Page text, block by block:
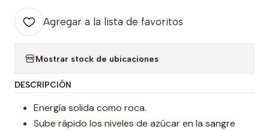
Agregar a la lista de favoritos
Mostrar stock de ubicaciones
DESCRIPCIÓN
Energía solida como roca.
Sube rápido los niveles de azúcar en la sangre